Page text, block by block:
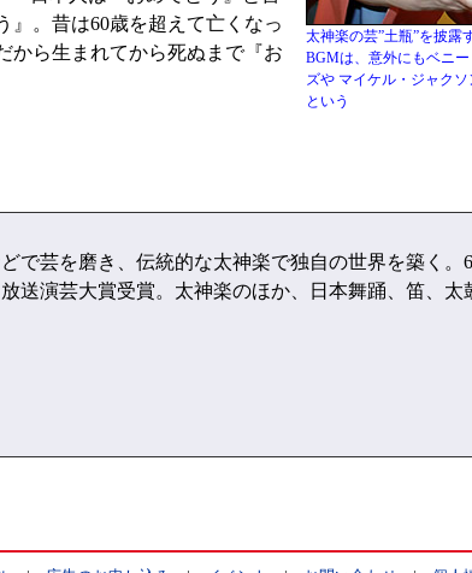
太神楽の芸”土瓶”を披露
BGMは、意外にもベニ
ズや マイケル・ジャク
という
』。昔は60歳を超えて亡くなっ
から生まれてから死ぬまで『お
で芸を磨き、伝統的な太神楽で独自の世界を築く。
送演芸大賞受賞。太神楽のほか、日本舞踊、笛、太